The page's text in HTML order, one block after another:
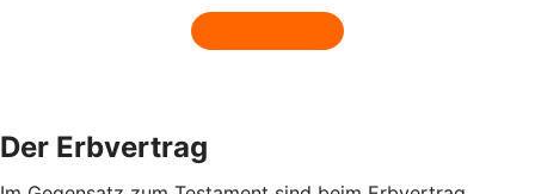
Der Erbvertrag